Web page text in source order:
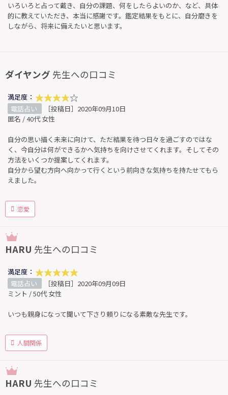
いろいろと占って戴き、自分の課題、何をしたらよいのか、など、具体
的に教えていただき、本当に感謝です。鑑定結果をもとに、自分磨きを
しながら、将来に備えたいと思います。
ダイヤング 先生への口コミ
満足度：
電話占い
［投稿日］2020年09月10日
匿名 / 40代 女性
自分の思い描く未来に向けて、ただ結果を待つ日々を過ごすのではな
く、今自分は何ができるかへ気持ちを向けさせてくれます。そしてその
方法をいくつか提案してくれます。
自分から望む方向へ向かって行くという前向きな気持ちを持たせてもら
えました。
恋愛
HARU 先生への口コミ
満足度：
電話占い
［投稿日］2020年09月09日
ミント / 50代 女性
いつも親身になって聞いて下さり頼りになる素敵な先生です。
人間関係
HARU 先生への口コミ